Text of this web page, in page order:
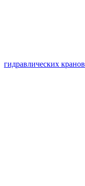
гидравлических кранов